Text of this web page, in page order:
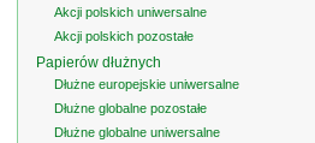
Akcji polskich uniwersalne
Akcji polskich pozostałe
Papierów dłużnych
Dłużne europejskie uniwersalne
Dłużne globalne pozostałe
Dłużne globalne uniwersalne